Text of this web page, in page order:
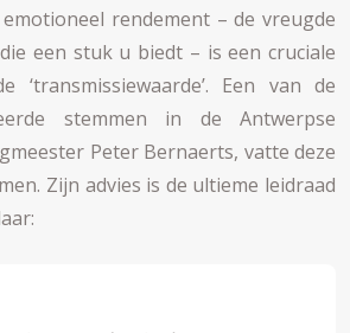
rendement – de vreugde
een stuk u biedt – is een cruciale
‘transmissiewaarde’. Een van de
stemmen in de Antwerpse
Peter Bernaerts, vatte deze
Zijn advies is de ultieme leidraad